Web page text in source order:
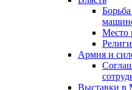
Место
Армия и
Выставки в